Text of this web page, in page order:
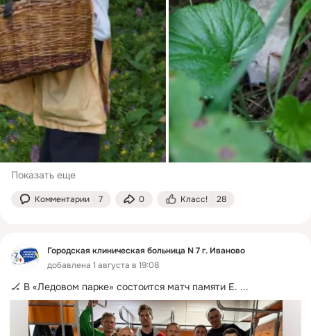
Показать еще
Комментарии 7 0 Класс! 28
Городская клиническая больница N 7 г. Иваново
добавлена 1 августа в 19:08
🏒 В «Ледовом парке» состоится матч памяти Е. ...